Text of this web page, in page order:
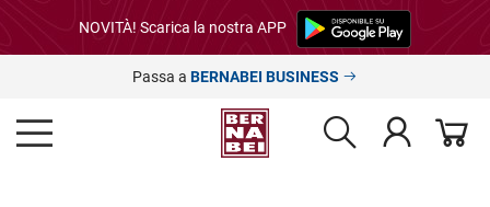
NOVITÀ! Scarica la nostra APP
Passa a BERNABEI BUSINESS